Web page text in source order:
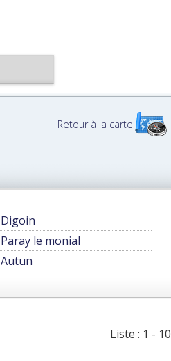
Retour à la carte
Digoin
Paray le monial
Autun
Liste : 1 - 10